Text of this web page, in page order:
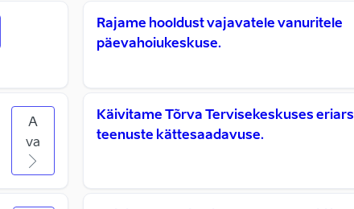
Rajame hooldust vajavatele vanuritele
päevahoiukeskuse.
A
va
Käivitame Tõrva Tervisekeskuses
teenuste kättesaadavuse.